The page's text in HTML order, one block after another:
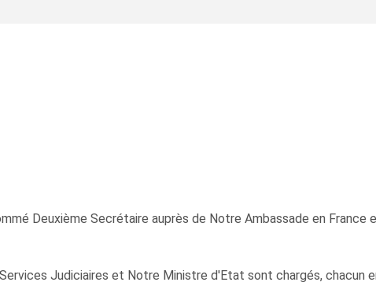
Deuxième Secrétaire auprès de Notre Ambassade en
Judiciaires et Notre Ministre d'Etat sont chargés, chacun